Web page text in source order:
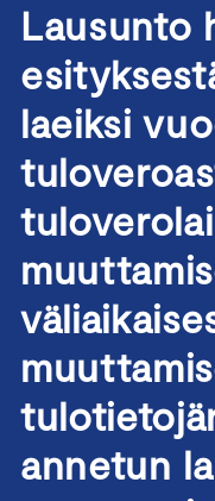
Lausunto
laeiksi
annetun